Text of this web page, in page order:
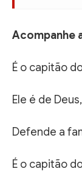
Acompanhe
É o capitão
Ele é de
Defende a
É o capitão